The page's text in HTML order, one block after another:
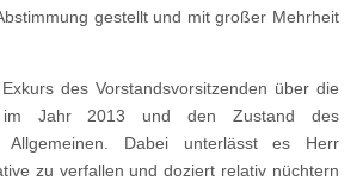
gestellt und mit großer Mehrheit
des Vorstandsvorsitzenden über die
Jahr 2013 und den Zustand des
Allgemeinen. Dabei unterlässt es Herr
zu verfallen und doziert relativ nüchtern